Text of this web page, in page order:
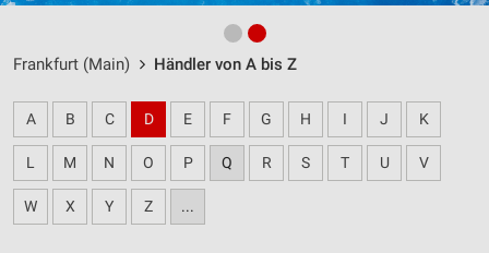
Frankfurt (Main) Händler von A bis Z
A B C D E F G H I J K
L M N O P Q R S T U V
W X Y Z ...